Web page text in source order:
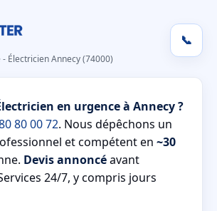
Électricien Annecy (74000)
📞
en urgence à Annecy ?
80 00 72. Nous dépêchons un
et compétent en ~30
Devis annoncéavant
24/7, y compris jours